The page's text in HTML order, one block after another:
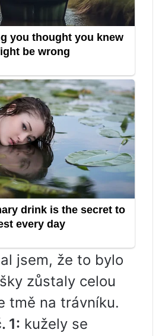
jsem, že to bylo
zůstaly celou
tmě na trávníku.
1: kužely se